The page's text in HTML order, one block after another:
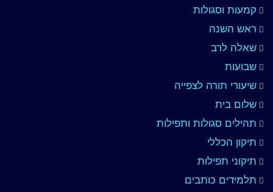
קמעות וסגולות
ראש השנה
שאלה לרב
שבועות
שיעורי תורה לצפייה
שלום בית
תהילים סגולות ותפילות
תיקון הכללי
תיקוני תפילות
תלמידים כותבים